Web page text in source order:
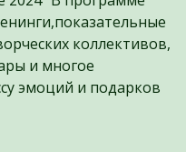
коллективов,
и многое
эмоций и подарков